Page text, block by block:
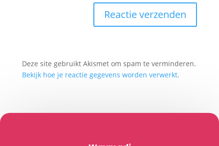
Deze site gebruikt Akismet om spam te verminderen.
Bekijk hoe je reactie gegevens worden verwerkt.